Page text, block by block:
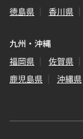
徳島県
香川県
九州・沖縄
福岡県
佐賀県
鹿児島県
沖縄県